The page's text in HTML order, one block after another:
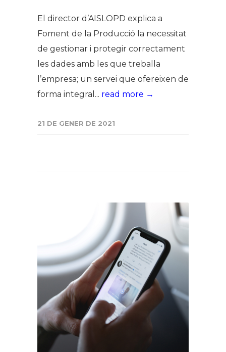
El director d’AISLOPD explica a
Foment de la Producció la necessitat
de gestionar i protegir correctament
les dades amb les que treballa
l’empresa; un servei que ofereixen de
forma integral... read more →
21 DE GENER DE 2021